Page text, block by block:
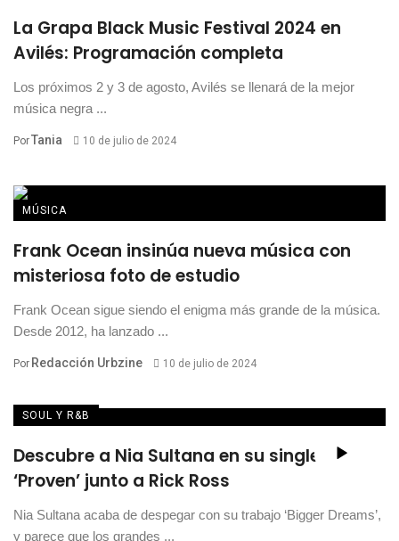
La Grapa Black Music Festival 2024 en
Avilés: Programación completa
Los próximos 2 y 3 de agosto, Avilés se llenará de la mejor
música negra ...
PorTania 10 de julio de 2024
MÚSICA
Frank Ocean insinúa nueva música con
misteriosa foto de estudio
Frank Ocean sigue siendo el enigma más grande de la música.
Desde 2012, ha lanzado ...
Por Redacción Urbzine 10 de julio de 2024
SOUL Y R&B
Descubre a Nia Sultana en su single
‘Proven’ junto a Rick Ross
Nia Sultana acaba de despegar con su trabajo ‘Bigger Dreams’,
y parece que los grandes ...